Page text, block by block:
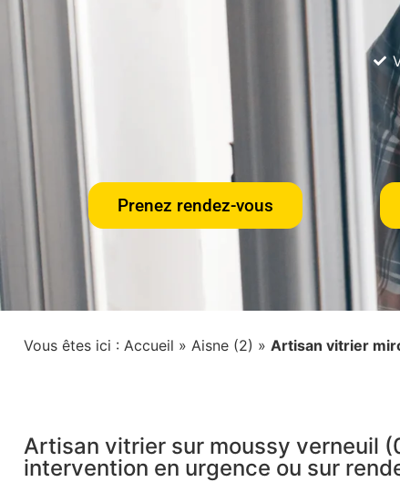
Prenez rendez-vous
Vous êtes ici : Accueil » Aisne (2) » Artisan vitrier
Artisan vitrier sur moussy verneuil
intervention en urgence ou sur